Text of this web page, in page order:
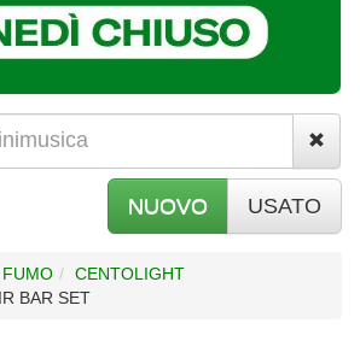
NUOVO USATO
CENTOLIGHT
BAR SET